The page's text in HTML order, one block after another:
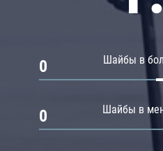
Шайбы в
0
Шайбы в
0